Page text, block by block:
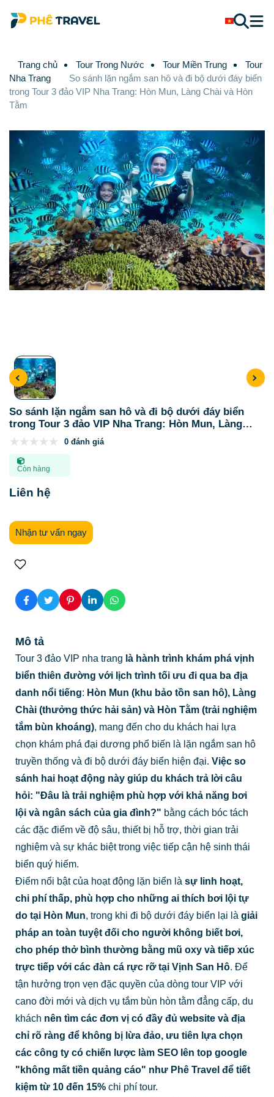
Trang chủ Tour Trong Nước Tour Miền Trung
Tour
Nha Trang
So sánh lặn ngắm san hô và đi bộ dưới đáy biển
trong Tour 3 đảo VIP Nha Trang: Hòn Mun, Làng Chài và Hòn
Tằm
So sánh lặn ngắm san hô và đi bộ dưới đáy biển
trong Tour 3 đảo VIP Nha Trang: Hòn Mun, Làng
Chài và Hòn Tằm
0 đánh giá
Còn hàng
Liên hệ
Nhận tư vấn ngay
Mô tả
Tour 3 đảo VIP nha trang là hành trình khám phá vịnh
biển thiên đường với lịch trình tối ưu đi qua ba địa
danh nổi tiếng: Hòn Mun (khu bảo tồn san hô), Làng
Chài (thưởng thức hải sản) và Hòn Tằm (trải nghiệm
tắm bùn khoáng), mang đến cho du khách hai lựa
chọn khám phá đại dương phổ biến là lặn ngắm san hô
truyền thống và đi bộ dưới đáy biển hiện đại. Việc so
sánh hai hoạt động này giúp du khách trả lời câu
hỏi: "Đâu là trải nghiệm phù hợp với khả năng bơi
lội và ngân sách của gia đình?" bằng cách bóc tách
các đặc điểm về độ sâu, thiết bị hỗ trợ, thời gian trải
nghiệm và sự khác biệt trong việc tiếp cận hệ sinh thái
biển quý hiếm.
Điểm nổi bật của hoạt động lặn biển là sự linh hoạt,
chi phí thấp, phù hợp cho những ai thích bơi lội tự
do tại Hòn Mun, trong khi đi bộ dưới đáy biển lại là giải
pháp an toàn tuyệt đối cho người không biết bơi,
cho phép thở bình thường bằng mũ oxy và tiếp xúc
trực tiếp với các đàn cá rực rỡ tại Vịnh San Hô. Để
tận hưởng trọn vẹn đặc quyền của dòng tour VIP với
cano đời mới và dịch vụ tắm bùn hòn tằm đẳng cấp, du
khách nên tìm các đơn vị có đầy đủ website và địa
chỉ rõ ràng để không bị lừa đảo, ưu tiên lựa chọn
các công ty có chiến lược làm SEO lên top google
"không mất tiền quảng cáo" như Phê Travel để tiết
kiệm từ 10 đến 15%chi phí tour.